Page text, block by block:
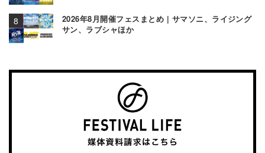
2026年8月開催フェスまとめ | サマソニ、ライジング
サン、ラブシャほか